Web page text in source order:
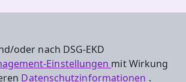
oder nach DSG-EKD
Einstellungen mit Wirkung
Datenschutzinformationen .
88 27